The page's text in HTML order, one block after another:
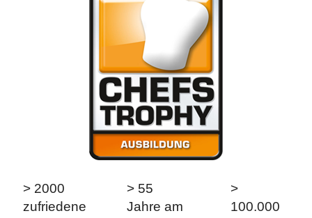
> 2000
zufriedene
> 55
Jahre am
>
100.000